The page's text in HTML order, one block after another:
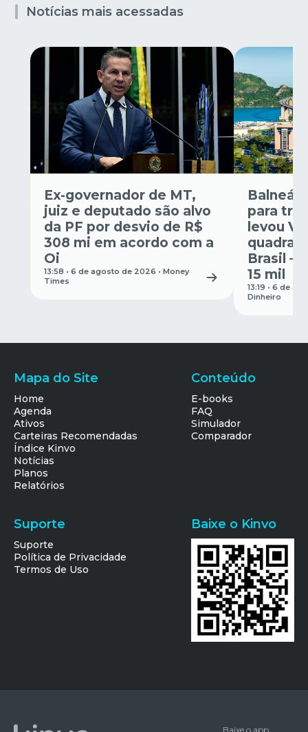
Notícias mais acessadas
Ex-governador de MT,
juiz e deputado são alvo
da PF por desvio de R$
308 mi em acordo com a
Oi
13:58 • 6 de agosto de 2026 • Money
Times
para
levou
Brasil —
15 mil
13:19 • 6 de
Dinheiro
Mapa do Site
Home
Agenda
Ativos
Carteiras Recomendadas
Índice Kinvo
Notícias
Planos
Relatórios
Conteúdo
E-books
FAQ
Simulador
Comparador
Suporte
Suporte
Política de Privacidade
Termos de Uso
Baixe o Kinvo
Baixe o app